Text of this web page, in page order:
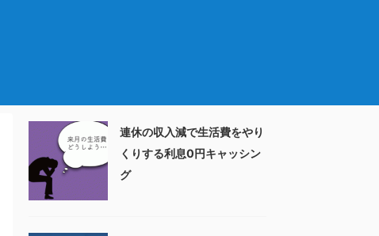
連休の収入減で生活費をやり
くりする利息0円キャッシン
グ